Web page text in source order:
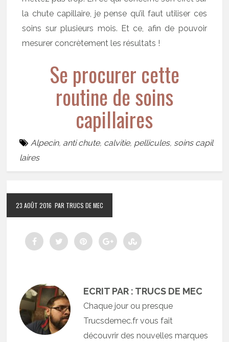
la chute capillaire, je pense qu’il faut utiliser ces
soins sur plusieurs mois. Et ce, afin de pouvoir
mesurer concrètement les résultats !
Se procurer cette
routine de soins
capillaires
Alpecin, anti chute, calvitie, pellicules, soins capil
laires
23 AOÛT 2016 PAR TRUCS DE MEC
ECRIT PAR : TRUCS DE MEC
Chaque jour ou presque
Trucsdemec.fr vous fait
découvrir des nouvelles marques